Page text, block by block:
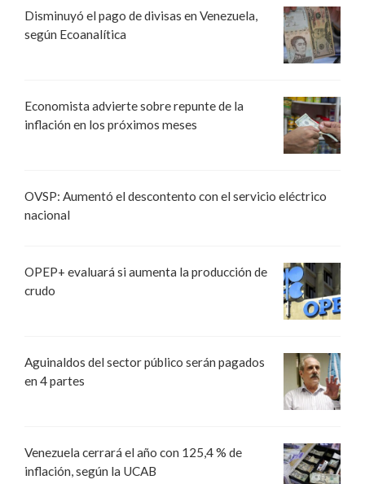
Disminuyó el pago de divisas en Venezuela,
según Ecoanalítica
Economista advierte sobre repunte de la
inflación en los próximos meses
OVSP: Aumentó el descontento con el servicio eléctrico
nacional
OPEP+ evaluará si aumenta la producción de
crudo
Aguinaldos del sector público serán pagados
en 4 partes
Venezuela cerrará el año con 125,4 % de
inflación, según la UCAB